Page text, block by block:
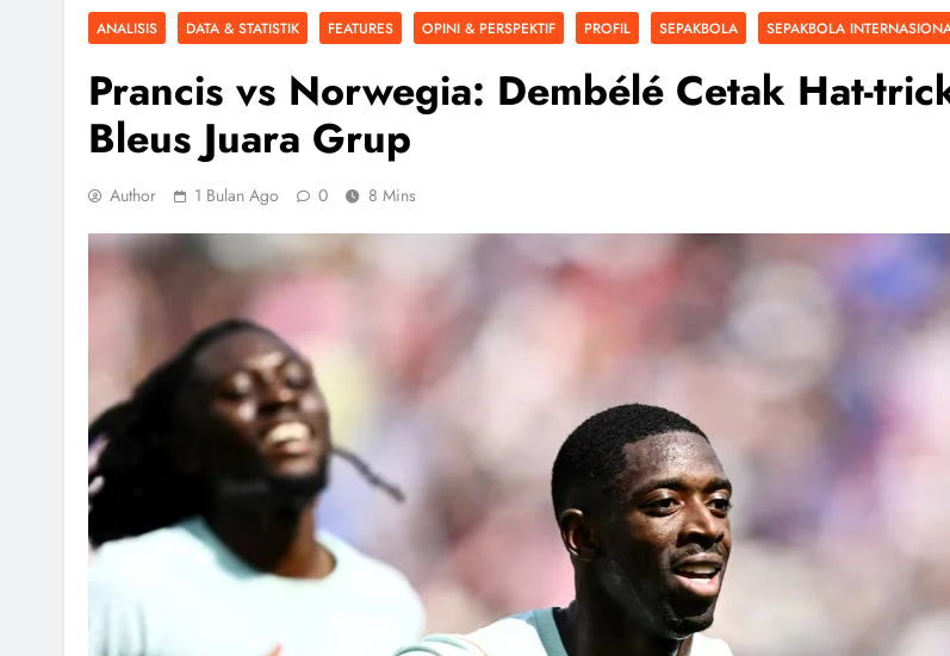
ANALISIS DATA & STATISTIK FEATURES OPINI & PERSPEKTIF PROFIL SEPAKBOLA SEPAKBOLA
Prancis vs Norwegia: Dembélé Cetak Hat-
Bleus Juara Grup
Author 1 Bulan Ago 0 8 Mins